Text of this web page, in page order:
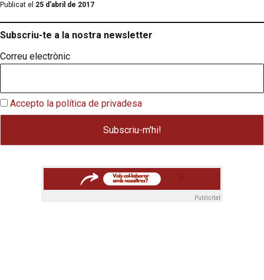
Publicat el 25 d'abril de 2017
Subscriu-te a la nostra newsletter
Correu electrònic
Accepto la política de privadesa
Publicitat